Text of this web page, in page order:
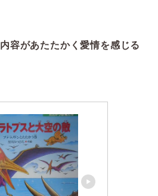
内容があたたかく愛情を感じる